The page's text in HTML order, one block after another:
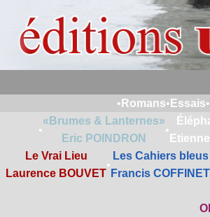
• Romans• Essais•
•
«Brumes & Lanternes»
Eric POINDRON
•
Le Vrai Lieu
Laurence BOUVET
•
Les Cahiers bleus
Francis COFFINET